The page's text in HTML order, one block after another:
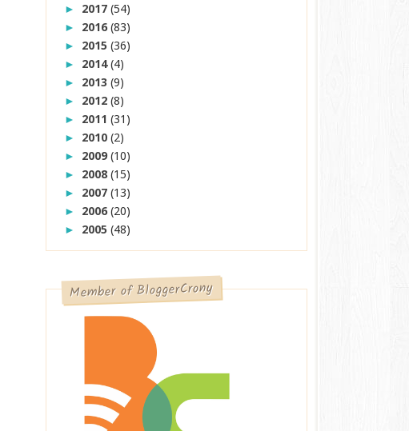
► 2017(54)
► 2016(83)
► 2015(36)
► 2014(4)
► 2013(9)
► 2012(8)
► 2011(31)
► 2010(2)
► 2009(10)
► 2008(15)
► 2007(13)
► 2006(20)
► 2005(48)
Member of BloggerCrony